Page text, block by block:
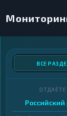
ВСЕ
ОТДАЁТЕ